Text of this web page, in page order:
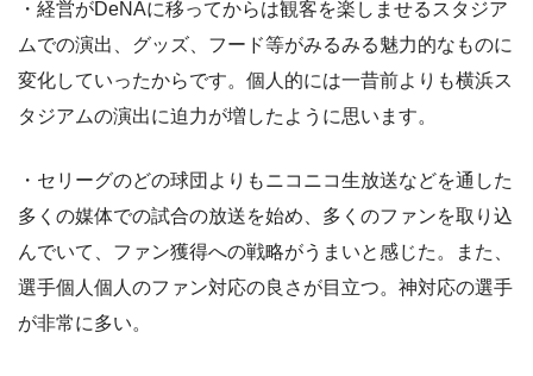
・経営がDeNAに移ってからは観客を楽しませるスタジア
ムでの演出、グッズ、フード等がみるみる魅力的なものに
変化していったからです。個人的には一昔前よりも横浜ス
タジアムの演出に迫力が増したように思います。
・セリーグのどの球団よりもニコニコ生放送などを通した
多くの媒体での試合の放送を始め、多くのファンを取り込
んでいて、ファン獲得への戦略がうまいと感じた。また、
選手個人個人のファン対応の良さが目立つ。神対応の選手
が非常に多い。